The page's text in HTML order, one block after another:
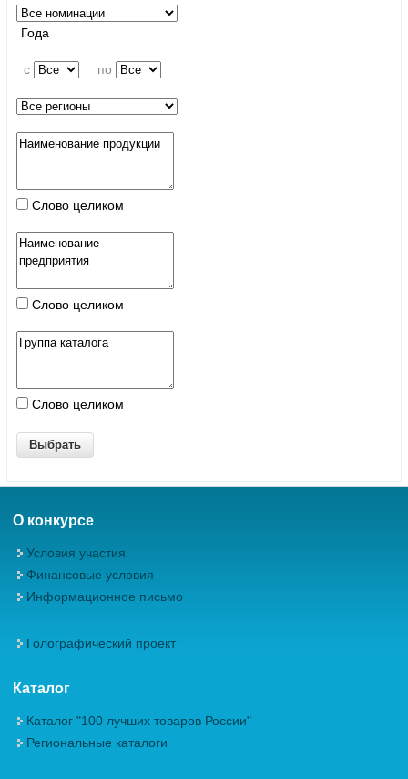
Года
c по
Слово целиком
Слово целиком
Слово целиком
О конкурсе
Условия участия
Финансовые условия
Информационное письмо
Голографический проект
Каталог
Каталог "100 лучших товаров России"
Региональные каталоги